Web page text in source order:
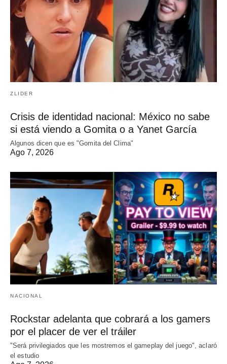
ZLIDER
Crisis de identidad nacional: México no sabe
si está viendo a Gomita o a Yanet García
Algunos dicen que es "Gomita del Clima"
Ago 7, 2026
NACIONAL
Rockstar adelanta que cobrará a los gamers
por el placer de ver el tráiler
"Será privilegiados que les mostremos el gameplay del juego", aclaró
el estudio